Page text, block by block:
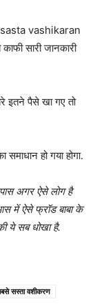
sasta vashikaran
सारी जानकारी
इतने पैसे खा गए तो
हो गया होगा.
अगर ऐसे लोग है
ऐसे फ्रॉड बाबा के
ये सब धोखा है.
सस्ता वशीकरण